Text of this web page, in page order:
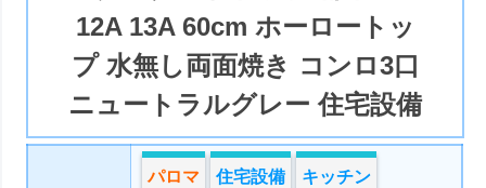
12A 13A 60cm ホーロートッ
プ 水無し両面焼き コンロ3口
ニュートラルグレー 住宅設備
パロマ 住宅設備 キッチン